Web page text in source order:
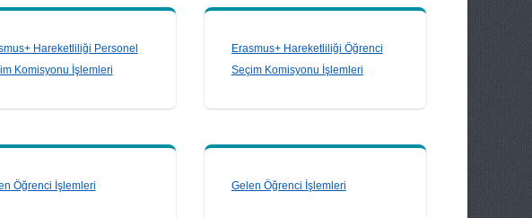
Hareketliliği Personel
Komisyonu İşlemleri
Erasmus+ Hareketliliği Öğrenci
Seçim Komisyonu İşlemleri
Öğrenci İşlemleri Gelen Öğrenci İşlemleri